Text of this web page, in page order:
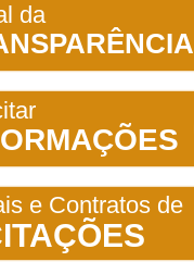
da
e Contratos de